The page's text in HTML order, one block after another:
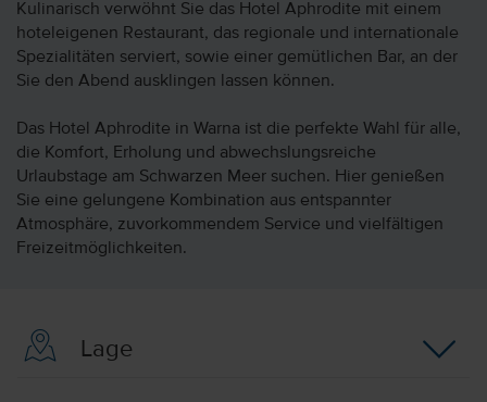
Kulinarisch verwöhnt Sie das Hotel Aphrodite mit einem
hoteleigenen Restaurant, das regionale und internationale
Spezialitäten serviert, sowie einer gemütlichen Bar, an der
Sie den Abend ausklingen lassen können.
Das Hotel Aphrodite in Warna ist die perfekte Wahl für alle,
die Komfort, Erholung und abwechslungsreiche
Urlaubstage am Schwarzen Meer suchen. Hier genießen
Sie eine gelungene Kombination aus entspannter
Atmosphäre, zuvorkommendem Service und vielfältigen
Freizeitmöglichkeiten.
Lage